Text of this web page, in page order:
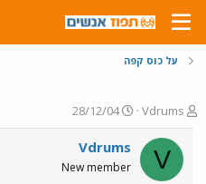
על כוס קפה
פ
ו
ת
ח
ה
Vdrums
פ
ו
ר
ס
ם
28/12/04
V
Vdrums
New member